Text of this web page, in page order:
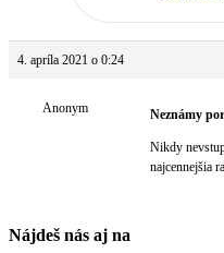
4. apríla 2021 o 0:24
Anonym Neznámy
Nikdy
najcennejšia
Nájdeš nás aj na